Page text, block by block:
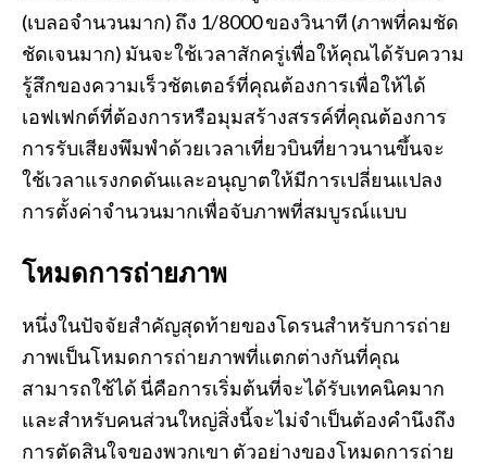
(เบลอจำนวนมาก) ถึง 1/8000 ของวินาที (ภาพที่คมชัด
ชัดเจนมาก) มันจะใช้เวลาสักครู่เพื่อให้คุณได้รับความ
รู้สึกของความเร็วชัตเตอร์ที่คุณต้องการเพื่อให้ได้
เอฟเฟกต์ที่ต้องการหรือมุมสร้างสรรค์ที่คุณต้องการ
การรับเสียงพึมพำด้วยเวลาเที่ยวบินที่ยาวนานขึ้นจะ
ใช้เวลาแรงกดดันและอนุญาตให้มีการเปลี่ยนแปลง
การตั้งค่าจำนวนมากเพื่อจับภาพที่สมบูรณ์แบบ
โหมดการถ่ายภาพ
หนึ่งในปัจจัยสำคัญสุดท้ายของโดรนสำหรับการถ่าย
ภาพเป็นโหมดการถ่ายภาพที่แตกต่างกันที่คุณ
สามารถใช้ได้ นี่คือการเริ่มต้นที่จะได้รับเทคนิคมาก
และสำหรับคนส่วนใหญ่สิ่งนี้จะไม่จำเป็นต้องคำนึงถึง
การตัดสินใจของพวกเขา ตัวอย่างของโหมดการถ่าย